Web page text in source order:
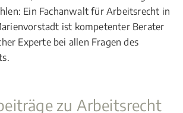
Ein Fachanwalt für Arbeitsrecht in
ist kompetenter Berater
Experte bei allen Fragen des
zu Arbeitsrecht